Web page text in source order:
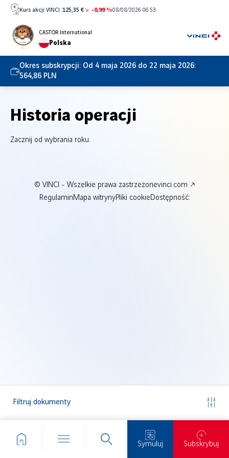
Przejdź
treści
CASTOR International
Polska
Okres subskrypcji: Od 4 maja 2026 do 22 maja 2026:
564,86 PLN
Kurs akcji VINCI :125,35 € -0,99 %08/08/2026 06:53
Symuluj Subskrybuj
Historia operacji
Filtruj dokumenty
Zacznij od wybrania roku.
© VINCI - Wszelkie prawa zastrzeżonevinci.com
RegulaminMapa witrynyPliki cookieDostępność: